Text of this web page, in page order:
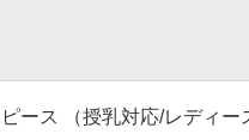
ース （授乳対応/レディー